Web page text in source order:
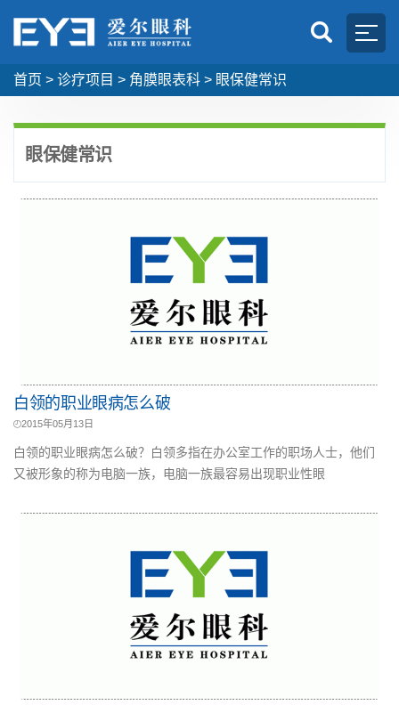
首页 > 诊疗项目 > 角膜眼表科 > 眼保健常识
眼保健常识
白领的职业眼病怎么破
2015年05月13日
白领的职业眼病怎么破？白领多指在办公室工作的职场人士，他们
又被形象的称为电脑一族，电脑一族最容易出现职业性眼